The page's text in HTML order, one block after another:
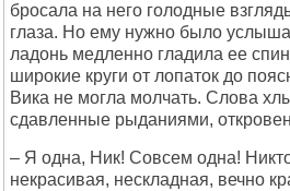
бросала на него голодные
глаза. Но ему нужно было
ладонь медленно гладила ее
широкие круги от лопаток до
Вика не могла молчать. Слова
сдавленные рыданиями,
– Я одна, Ник! Совсем одна!
некрасивая, нескладная, вечно